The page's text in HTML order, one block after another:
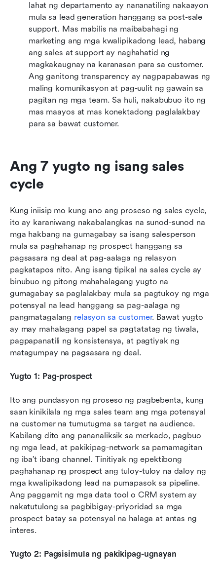
lahat ng departamento ay nananatiling nakaayon
mula sa lead generation hanggang sa post-sale
support. Mas mabilis na maibabahagi ng
marketing ang mga kwalipikadong lead, habang
ang sales at support ay naghahatid ng
magkakaugnay na karanasan para sa customer.
Ang ganitong transparency ay nagpapabawas ng
maling komunikasyon at pag-uulit ng gawain sa
pagitan ng mga team. Sa huli, nakabubuo ito ng
mas maayos at mas konektadong paglalakbay
para sa bawat customer.
Ang 7 yugto ng isang sales
cycle
Kung iniisip mo kung ano ang proseso ng sales cycle,
ito ay karaniwang nakabalangkas na sunod-sunod na
mga hakbang na gumagabay sa isang salesperson
mula sa paghahanap ng prospect hanggang sa
pagsasara ng deal at pag-aalaga ng relasyon
pagkatapos nito. Ang isang tipikal na sales cycle ay
binubuo ng pitong mahahalagang yugto na
gumagabay sa paglalakbay mula sa pagtukoy ng mga
potensyal na lead hanggang sa pag-aalaga ng
pangmatagalang relasyon sa customer. Bawat yugto
ay may mahalagang papel sa pagtatatag ng tiwala,
pagpapanatili ng konsistensya, at pagtiyak ng
matagumpay na pagsasara ng deal.
Yugto 1: Pag-prospect
Ito ang pundasyon ng proseso ng pagbebenta, kung
saan kinikilala ng mga sales team ang mga potensyal
na customer na tumutugma sa target na audience.
Kabilang dito ang pananaliksik sa merkado, pagbuo
ng mga lead, at pakikipag-network sa pamamagitan
ng iba’t ibang channel. Tinitiyak ng epektibong
paghahanap ng prospect ang tuloy-tuloy na daloy ng
mga kwalipikadong lead na pumapasok sa pipeline.
Ang paggamit ng mga data tool o CRM system ay
nakatutulong sa pagbibigay-priyoridad sa mga
prospect batay sa potensyal na halaga at antas ng
interes.
Yugto 2: Pagsisimula ng pakikipag-ugnayan